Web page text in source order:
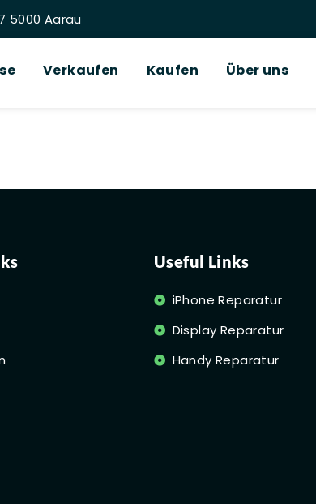
5000 Aarau
Verkaufen Kaufen Über uns
Useful Links
iPhone Reparatur
Display Reparatur
Handy Reparatur